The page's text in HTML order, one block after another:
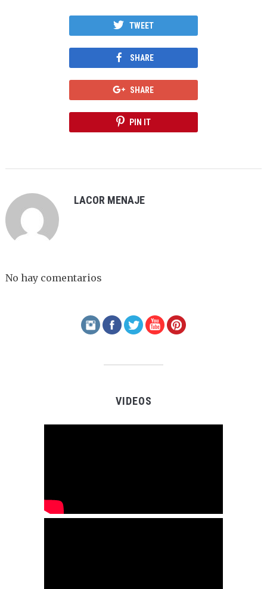
TWEET
SHARE
SHARE
PIN IT
LACOR MENAJE
No hay comentarios
VIDEOS